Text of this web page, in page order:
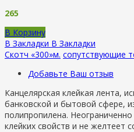
265
В Корзину
В Закладки В Закладки
Скотч «300»м. сопутствующие
Добавьте Ваш отзыв
Канцелярская клейкая лента,
банковской и бытовой сфере,
полипропилена.
клейких свойств и не желтеет